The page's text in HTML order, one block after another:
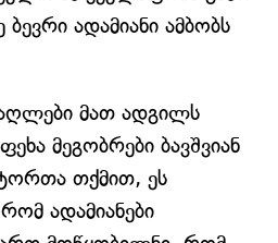
ადამიანი ამბობს
მათ ადგილს
მეგობრები ბავშვიან
თქმით, ეს
ადამიანები